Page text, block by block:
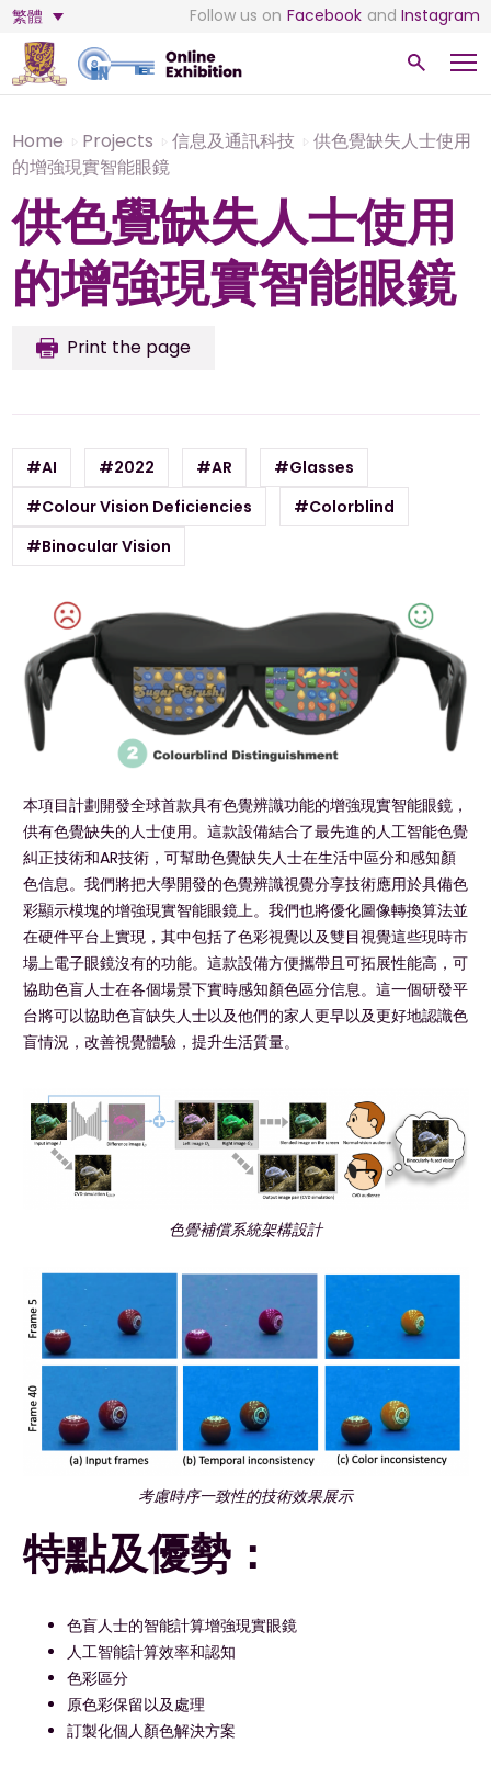
繁體 Follow us on Facebook and Instagram
Home Projects 信息及通訊科技
供色覺缺失人士使用
的增強現實智能眼鏡
供色覺缺失人士使用
的增強現實智能眼鏡
Print the page
#AI #2022 #AR
#Glasses
#Colour Vision Deficiencies
#Colorblind
#Binocular Vision
本項目計劃開發全球首款具有色覺辨識功能的增強現實智能眼鏡，
供有色覺缺失的人士使用。這款設備結合了最先進的人工智能色覺
糾正技術和AR技術，可幫助色覺缺失人士在生活中區分和感知顏
色信息。我們將把大學開發的色覺辨識視覺分享技術應用於具備色
彩顯示模塊的增強現實智能眼鏡上。我們也將優化圖像轉換算法並
在硬件平台上實現，其中包括了色彩視覺以及雙目視覺這些現時市
場上電子眼鏡沒有的功能。這款設備方便攜帶且可拓展性能高，可
協助色盲人士在各個場景下實時感知顏色區分信息。這一個研發平
台將可以協助色盲缺失人士以及他們的家人更早以及更好地認識色
盲情況，改善視覺體驗，提升生活質量。
色覺補償系統架構設計
考慮時序一致性的技術效果展示
特點及優勢：
色盲人士的智能計算增強現實眼鏡
人工智能計算效率和認知
色彩區分
原色彩保留以及處理
訂製化個人顏色解決方案